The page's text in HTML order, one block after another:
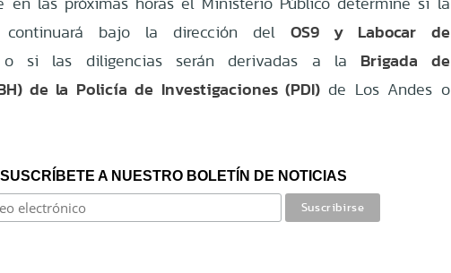
continuará bajo la dirección delOS9 y Labocar de
si las diligencias serán derivadas a la Brigada de
de la Policía de Investigaciones (PDI)de Los Andes o
SUSCRÍBETE A NUESTRO BOLETÍN DE NOTICIAS